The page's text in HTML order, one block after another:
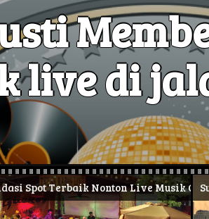
di
Terbaik Nonton Live Musik Gratis